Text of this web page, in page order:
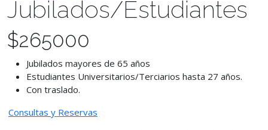
Jubilados/Estudiantes
$265000
Jubilados mayores de 65 años
Estudiantes Universitarios/Terciarios hasta 27 años.
Con traslado.
Consultas y Reservas